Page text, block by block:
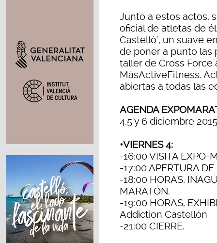
Junto a estos actos,
oficial de atletas de
Castelló’, un suave
de poner a punto las
taller de Cross Force
MásActiveFitness.
abiertas a todas las
AGENDA
4,5 y 6 diciembre 2015
•VIERNES 4:
-16:00 VISITA EXPO-
-17:00 APERTURA
-18:00 HORAS,
MARATÓN.
-19:00 HORAS,
Addiction Castellón
-21:00 CIERRE.